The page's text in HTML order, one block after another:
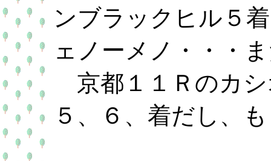
ンブラックヒル５
ェノーメノ・・・
京都１１Ｒのカシ
５、６、着だし、